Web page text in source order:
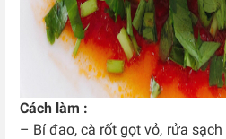
Cách làm :
– Bí đao, cà rốt gọt vỏ, rửa